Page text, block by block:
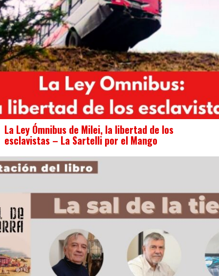
La Ley Ómnibus de Milei, la libertad de los
esclavistas – La Sartelli por el Mango